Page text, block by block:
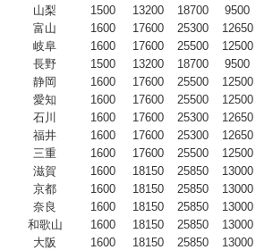
山梨
1500 13200 18700
9500
富山
1600 17600 25300
12650
岐阜
1600 17600 25500
12500
長野
1500 13200 18700
9500
静岡
1600 17600 25500
12500
愛知
1600 17600 25500
12500
石川
1600 17600 25300
12650
福井
1600 17600 25300
12650
三重
1600 17600 25500
12500
滋賀
1600 18150 25850
13000
京都
1600 18150 25850
13000
奈良
1600 18150 25850
13000
和歌山
1600 18150 25850
13000
大阪
1600 18150 25850
13000